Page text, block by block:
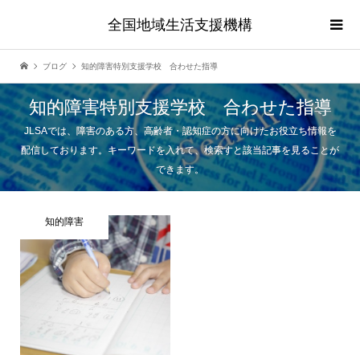
全国地域生活支援機構
ブログ 知的障害特別支援学校 合わせた指導
知的障害特別支援学校 合わせた指導
JLSAでは、障害のある方、高齢者・認知症の方に向けたお役立ち情報を
配信しております。キーワードを入れて、検索すと該当記事を見ることが
できます。
知的障害